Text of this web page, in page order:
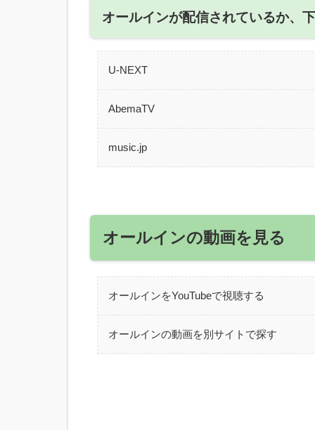
オールインが配信されているか、
U-NEXT
AbemaTV
music.jp
オールインの動画を見る
オールインをYouTubeで視聴する
オールインの動画を別サイトで探す